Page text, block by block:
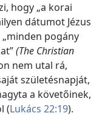
hogy „a korai
dátumot Jézus
pogány
(The Christian
nem utal rá,
születésnapját,
a követőinek,
(Lukács 22:19).